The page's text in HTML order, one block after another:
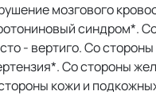
мозгового
синдром*.
- вертиго. Со
Со стороны
кожи и